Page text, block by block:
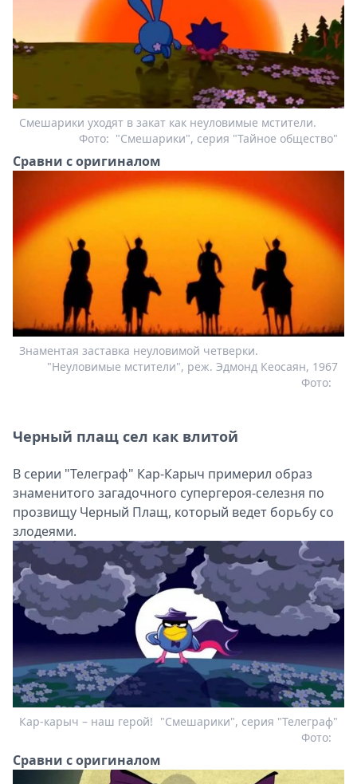
Смешарики уходят в закат как неуловимые мстители.
"Смешарики", серия "Тайное общество"
Фото:
Сравни с оригиналом
Знаментая заставка неуловимой четверки.
"Неуловимые мстители", реж. Эдмонд Кеосаян, 1967
Фото:
Черный плащ сел как влитой
В серии "Телеграф" Кар-Карыч примерил образ
знаменитого загадочного супергероя-селезня по
прозвищу Черный Плащ, который ведет борьбу со
злодеями.
Кар-карыч – наш герой! "Смешарики", серия "Телеграф"
Фото:
Сравни с оригиналом